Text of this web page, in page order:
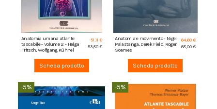
Anatomia umana atlante
tascabile - Volume 2 - Helga
Fritsch, Wolfgang Kühnel
51,11 €
53,80 €
Scheda prodotto
Anatomia e movimento - Nigel
Palastanga, Derek Field, Roger
Soames
64,60 €
68,00 €
Scheda prodotto
-5% -5%